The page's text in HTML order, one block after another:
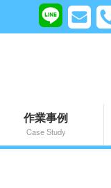
作業事例
Case Study